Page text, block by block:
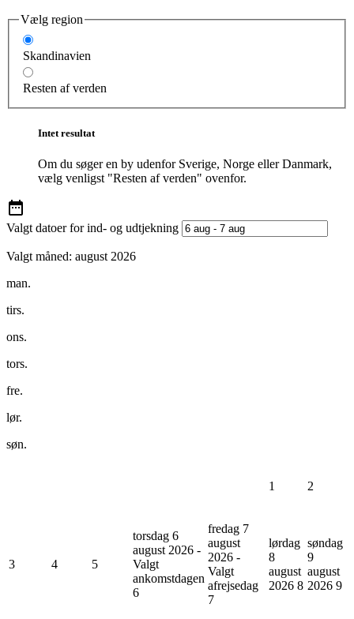
Vælg region
Skandinavien
Resten af verden
Intet resultat
Om du søger en by udenfor Sverige, Norge eller Danmark,
vælg venligst "Resten af verden" ovenfor.
Valgt datoer for ind- og udtjekning
Valgt måned: august 2026
man.
tirs.
ons.
tors.
fre.
lør.
søn.
1 2
3 4 5
torsdag 6
august 2026 -
Valgt
ankomstdagen
6
fredag 7
august
2026 -
Valgt
afrejsedag
7
lørdag
8
august
2026 8
søndag
9
august
2026 9